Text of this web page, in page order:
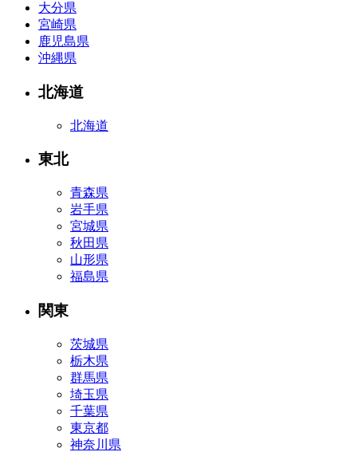
大分県
宮崎県
鹿児島県
沖縄県
北海道
北海道
東北
青森県
岩手県
宮城県
秋田県
山形県
福島県
関東
茨城県
栃木県
群馬県
埼玉県
千葉県
東京都
神奈川県